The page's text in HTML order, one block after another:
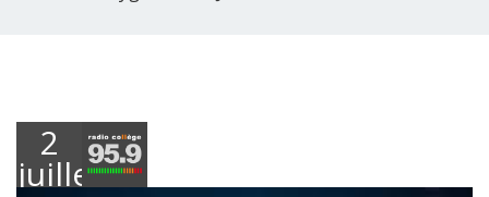
2
juillet